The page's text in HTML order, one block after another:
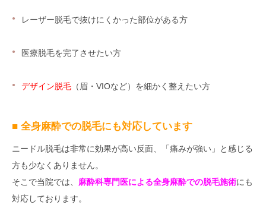
レーザー脱毛で抜けにくかった部位がある方
医療脱毛を完了させたい方
デザイン脱毛 （眉・VIOなど）を細かく整えたい方
■ 全身麻酔での脱毛にも対応しています
ニードル脱毛は非常に効果が高い反面、「痛みが強い」と感じる
方も少なくありません。
そこで当院では、 麻酔科専門医による全身麻酔での脱毛施術にも
対応しております。